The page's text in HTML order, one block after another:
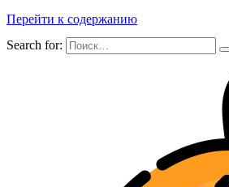
Перейти к содержанию
Search for: